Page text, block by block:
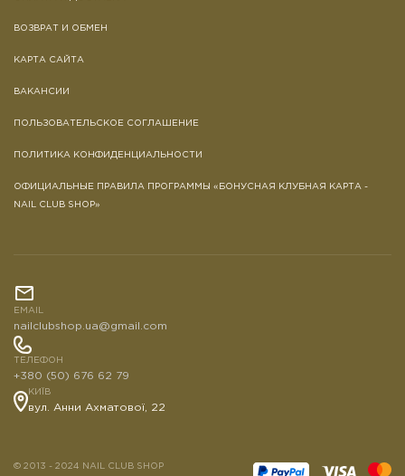
ВОЗВРАТ И ОБМЕН
КАРТА САЙТА
ВАКАНСИИ
ПОЛЬЗОВАТЕЛЬСКОЕ СОГЛАШЕНИЕ
ПОЛИТИКА КОНФИДЕНЦИАЛЬНОСТИ
ОФИЦИАЛЬНЫЕ ПРАВИЛА ПРОГРАММЫ «БОНУСНАЯ КЛУБНАЯ КАРТА -
NAIL CLUB SHOP»
EMAIL
nailclubshop.ua@gmail.com
ТЕЛЕФОН
+380 (50) 676 62 79
КИЇВ
вул. Анни Ахматової, 22
© 2013 - 2024 NAIL CLUB SHOP